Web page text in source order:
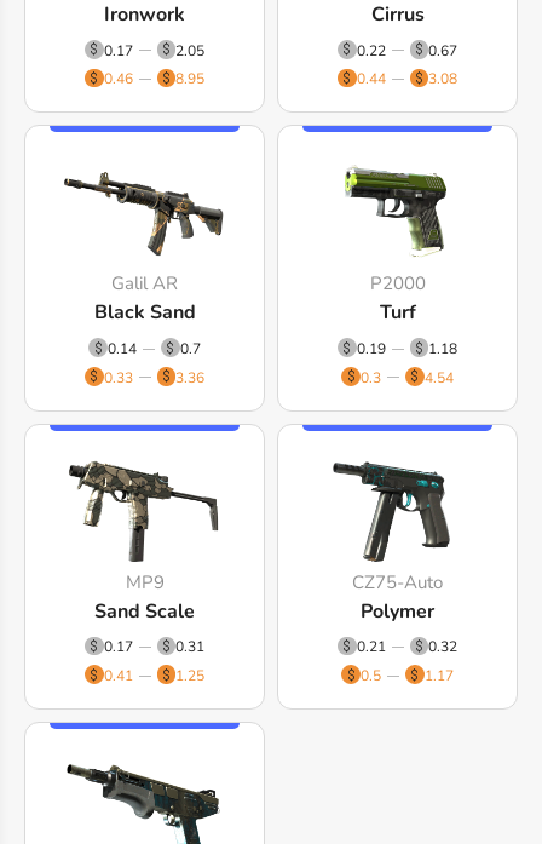
Ironwork
0.17
2.05
0.46
8.95
Cirrus
0.22
0.67
0.44
3.08
Galil AR
Black Sand
0.14
0.7
0.33
3.36
P2000
Turf
0.19
1.18
0.3
4.54
MP9
Sand Scale
0.17
0.31
0.41
1.25
CZ75-Auto
Polymer
0.21
0.32
0.5
1.17